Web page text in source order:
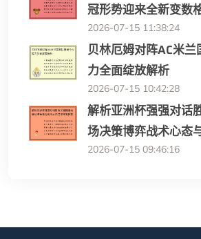
冠形势迎来全新变数
2026-07-15 11:38:24
贝林厄姆对阵AC米
力全面绽放解析
2026-07-15 10:42:28
解析亚洲杯强强对话
场决策博弈战术心态
2026-07-15 09:46:16